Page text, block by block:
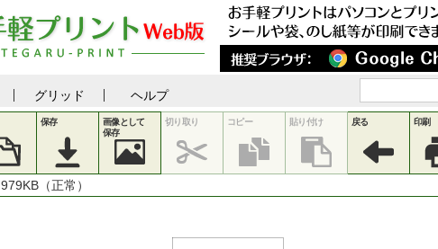
グリッド ヘルプ
保存
画像として
保存
切り取り コピー 貼り付け 戻る 印刷
979KB（正常）